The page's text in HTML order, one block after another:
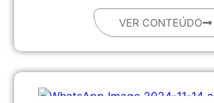
VER CONTEÚDO